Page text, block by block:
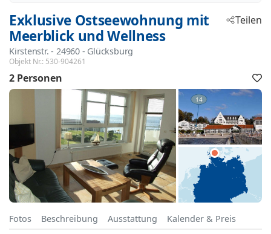
Exklusive Ostseewohnung mit
Meerblick und Wellness
Kirstenstr. - 24960 - Glücksburg
Objekt Nr.: 530-904261
Teilen
2 Personen
Fotos Beschreibung Ausstattung Kalender & Preis